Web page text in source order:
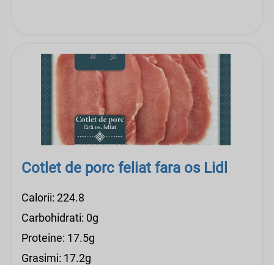
Cotlet de porc feliat fara os Lidl
Calorii: 224.8
Carbohidrati: 0g
Proteine: 17.5g
Grasimi: 17.2g